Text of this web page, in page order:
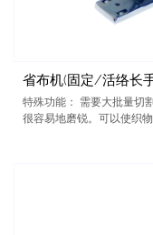
省布机(固定/活络长
特殊功能： 需要大批量切
很容易地磨锐。可以使织